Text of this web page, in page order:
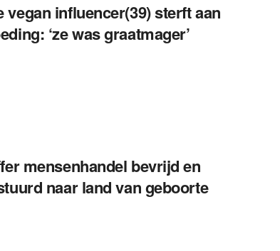
vegan influencer(39) sterft aan
‘ze was graatmager’
mensenhandel bevrijd en
naar land van geboorte